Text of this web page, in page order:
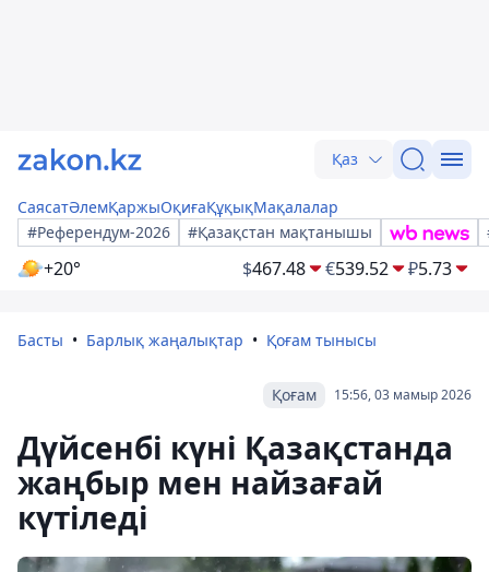
Қаз
СаясатӘлемҚаржыОқиғаҚұқықМақалалар
#Референдум-2026
#Қазақстан мақтанышы
+20° $467.48 €539.52 ₽5.73
Басты Барлық жаңалықтар Қоғам тынысы
15:56, 03 мамыр 2026
Қоғам
Дүйсенбі күні Қазақстанда
жаңбыр мен найзағай
күтіледі